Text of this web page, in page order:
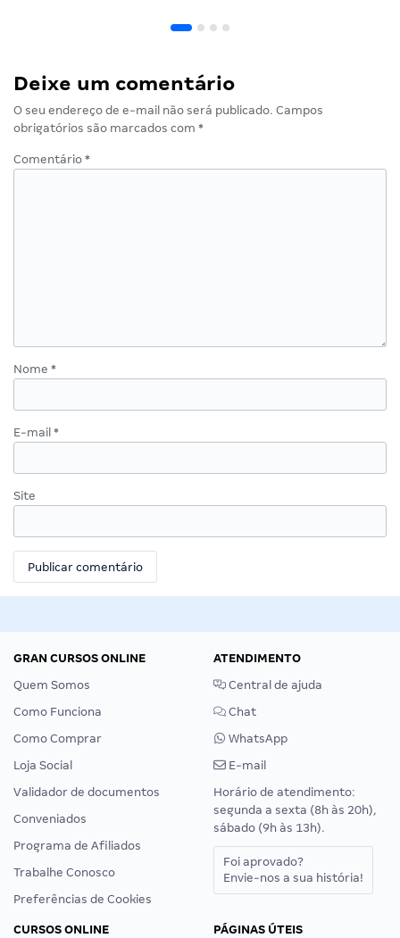
Deixe um comentário
O seu endereço de e-mail não será publicado. Campos
obrigatórios são marcados com *
Comentário *
Nome *
E-mail *
Site
GRAN CURSOS ONLINE
Quem Somos
Como Funciona
Como Comprar
Loja Social
Validador de documentos
Conveniados
Programa de Afiliados
Trabalhe Conosco
Preferências de Cookies
ATENDIMENTO
Central de ajuda
Chat
WhatsApp
E-mail
Horário de atendimento:
segunda a sexta (8h às 20h),
sábado (9h às 13h).
Foi aprovado?
Envie-nos a sua história!
CURSOS ONLINE
PÁGINAS ÚTEIS